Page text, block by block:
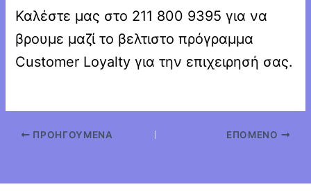
Καλέστε μας στο 211 800 9395 για να
βρουμε μαζί το βελτιστο πρόγραμμα
Customer Loyalty για την επιχειρησή σας.
ΠΡΟΗΓΟΎΜΕΝΑ ΕΠΌΜΕΝΟ